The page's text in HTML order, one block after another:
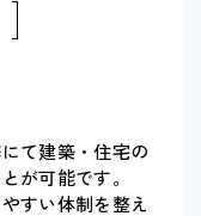
て建築・住宅の
が可能です。
すい体制を整え